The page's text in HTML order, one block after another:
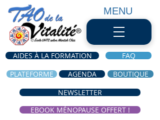
MENU
PLATEFORME AGENDA
AIDES À LA FORMATION FAQ
EBOOK MÉNOPAUSE OFFERT !
NEWSLETTER
BOUTIQUE